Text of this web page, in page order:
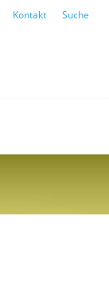
Kontakt Suche